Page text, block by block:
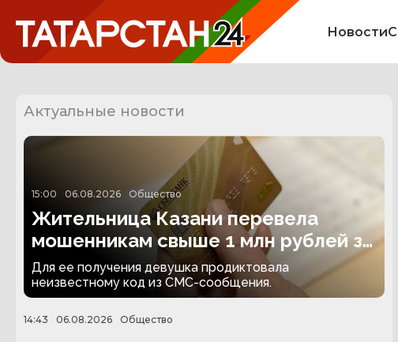
Новости
Актуальные новости
15:00 06.08.2026 Общество
Жительница Казани перевела
мошенникам свыше 1 млн рублей за
несуществующую посылку
Для ее получения девушка продиктовала
неизвестному код из СМС-сообщения.
14:43 06.08.2026 Общество